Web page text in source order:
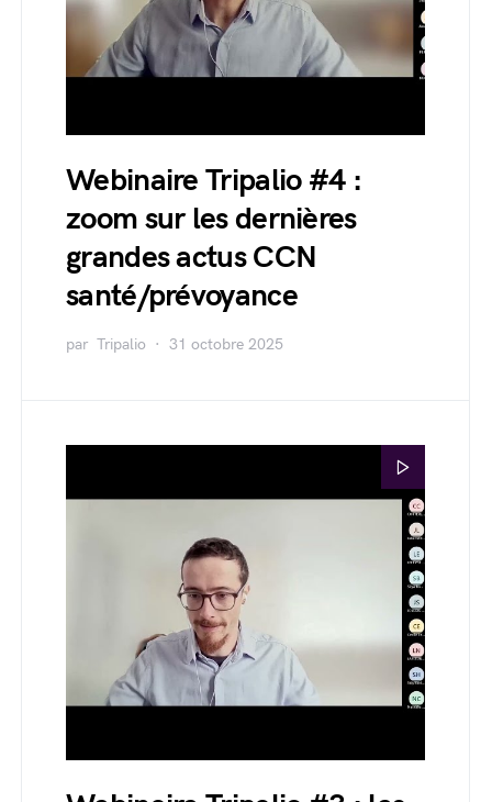
Webinaire Tripalio #4 :
zoom sur les dernières
grandes actus CCN
santé/prévoyance
par Tripalio 31 octobre 2025